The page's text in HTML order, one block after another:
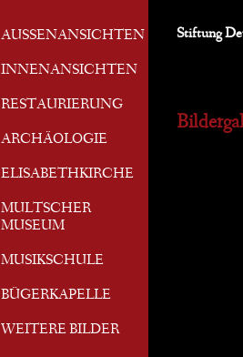
AUSSENANSICHTEN
INNENANSICHTEN
RESTAURIERUNG
ARCHÄOLOGIE
ELISABETHKIRCHE
MULTSCHER
MUSEUM
MUSIKSCHULE
BÜGERKAPELLE
WEITERE BILDER
Stiftung